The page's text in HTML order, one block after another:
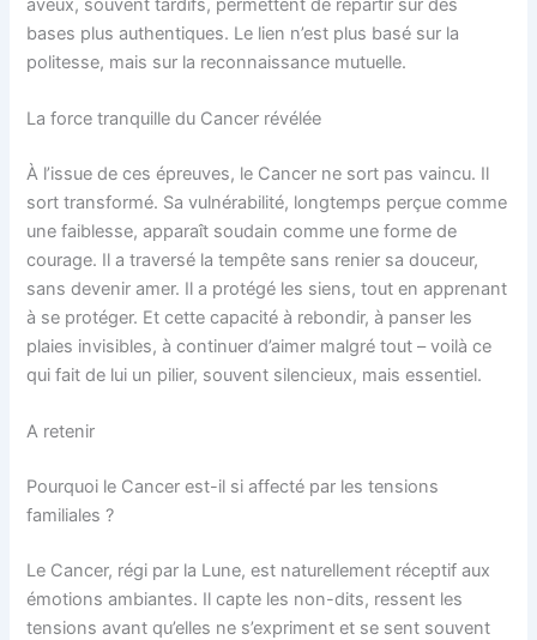
aveux, souvent tardifs, permettent de repartir sur des
bases plus authentiques. Le lien n’est plus basé sur la
politesse, mais sur la reconnaissance mutuelle.
La force tranquille du Cancer révélée
À l’issue de ces épreuves, le Cancer ne sort pas vaincu. Il
sort transformé. Sa vulnérabilité, longtemps perçue comme
une faiblesse, apparaît soudain comme une forme de
courage. Il a traversé la tempête sans renier sa douceur,
sans devenir amer. Il a protégé les siens, tout en apprenant
à se protéger. Et cette capacité à rebondir, à panser les
plaies invisibles, à continuer d’aimer malgré tout – voilà ce
qui fait de lui un pilier, souvent silencieux, mais essentiel.
A retenir
Pourquoi le Cancer est-il si affecté par les tensions
familiales ?
Le Cancer, régi par la Lune, est naturellement réceptif aux
émotions ambiantes. Il capte les non-dits, ressent les
tensions avant qu’elles ne s’expriment et se sent souvent